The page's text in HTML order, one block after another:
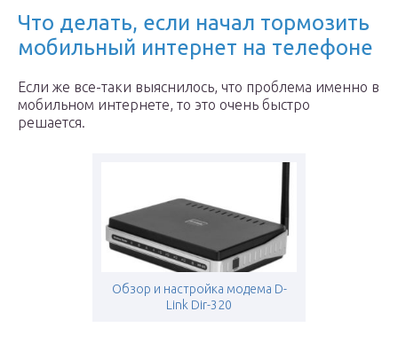
Что делать, если начал тормозить
мобильный интернет на телефоне
Если же все-таки выяснилось, что проблема именно в
мобильном интернете, то это очень быстро
решается.
Обзор и настройка модема D-
Link Dir-320